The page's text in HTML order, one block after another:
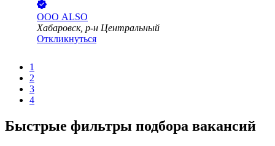
ООО ALSO
Хабаровск, р-н Центральный
Откликнуться
1
2
3
4
Быстрые фильтры подбора вакансий